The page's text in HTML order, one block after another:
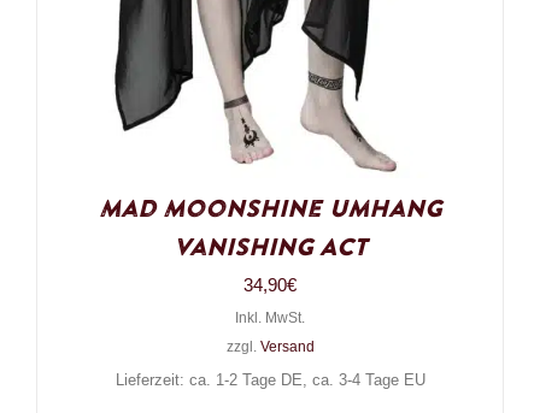
Mad Moonshine Umhang
Vanishing Act
34,90€
Inkl. MwSt.
zzgl. Versand
Lieferzeit: ca. 1-2 Tage DE, ca. 3-4 Tage EU